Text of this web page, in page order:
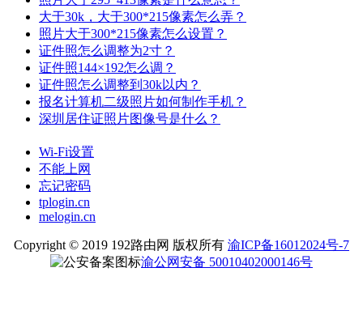
大于30k，大于300*215像素怎么弄？
照片大于300*215像素怎么设置？
证件照怎么调整为2寸？
证件照144×192怎么调？
证件照怎么调整到30k以内？
报名计算机二级照片如何制作手机？
深圳居住证照片图像号是什么？
Wi-Fi设置
不能上网
忘记密码
tplogin.cn
melogin.cn
Copyright © 2019 192路由网 版权所有 渝ICP备16012024号-7
渝公网安备 50010402000146号